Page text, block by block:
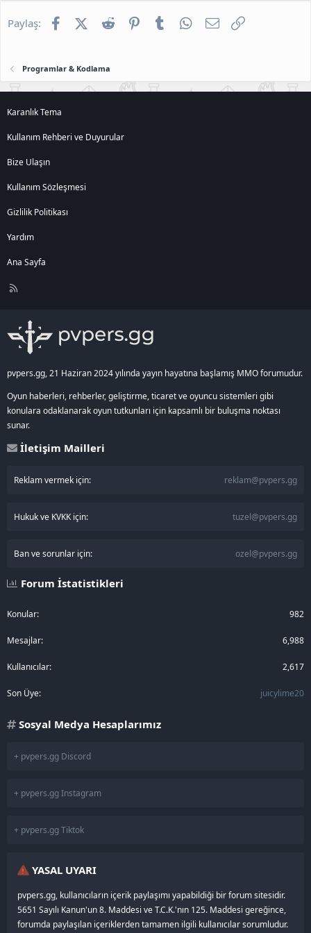
Paylaş: FacebookX (Twitter)
Reddit PinterestTumblr WhatsApp
E-posta
Programlar & Kodlama
Karanlık Tema
Kullanım Rehberi ve Duyurular
Bize Ulaşın
Kullanım Sözleşmesi
Gizlilik Politikası
Yardım
Ana Sayfa
R
pvpers.gg, 21 Haziran 2024 yılında yayın hayatına başlamış MMO forumudur.
Oyun haberleri, rehberler, geliştirme, ticaret ve oyuncu sistemleri gibi
konulara odaklanarak oyun tutkunları için kapsamlı bir buluşma noktası
sunar.
İletişim Mailleri
Reklam vermek için: reklam@pvpers.gg
Hukuk ve KVKK için: tuzel@pvpers.gg
Ban ve sorunlar için: ozel@pvpers.gg
Forum İstatistikleri
Konular 982
Mesajlar 6,988
Kullanıcılar 2,617
Son Üye juicylime20
Sosyal Medya Hesaplarımız
+ pvpers.gg Discord
+ pvpers.gg Instagram
+ pvpers.gg Tiktok
YASAL UYARI
pvpers.gg, kullanıcıların içerik paylaşımı yapabildiği bir forum sitesidir.
5651 Sayılı Kanun'un 8. Maddesi ve T.C.K.'nın 125. Maddesi gereğince,
forumda paylaşılan içeriklerden tamamen ilgili kullanıcılar sorumludur.